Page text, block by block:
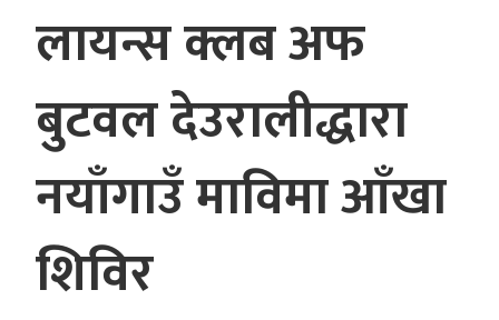
लायन्स क्लब अफ
बुटवल देउरालीद्धारा
नयाँगाउँ माविमा आँखा
शिविर